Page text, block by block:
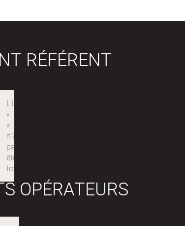
RÉFÉRENT
OPÉRATEURS